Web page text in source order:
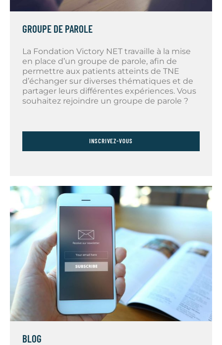
GROUPE DE PAROLE
La Fondation Victory NET travaille à la mise
en place d’un groupe de parole, afin de
permettre aux patients atteints de TNE
d’échanger sur diverses thématiques et de
partager leurs différentes expériences. Vous
souhaitez rejoindre un groupe de parole ?
INSCRIVEZ-VOUS
BLOG